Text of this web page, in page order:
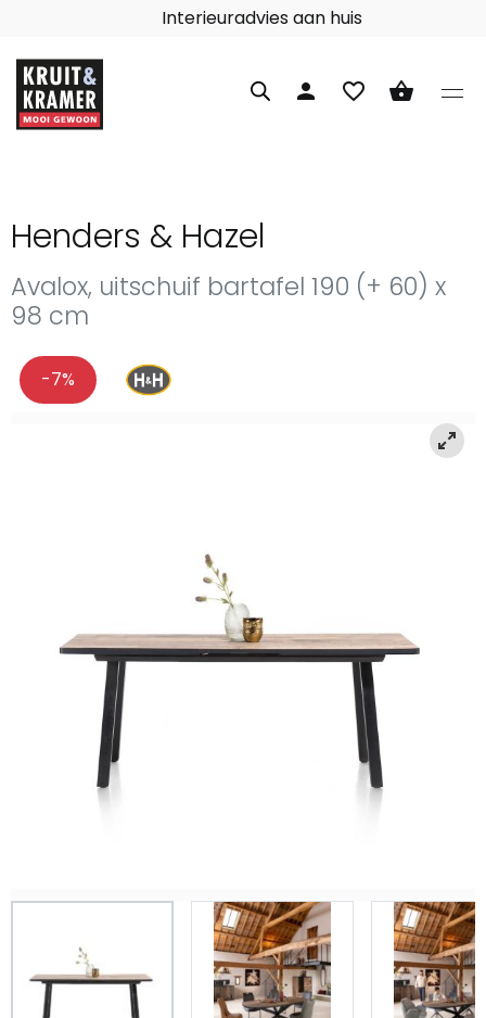
Interieuradvies aan huis
person favorite_border shopping_basket
Henders & Hazel
Avalox, uitschuif bartafel 190 (+ 60) x
98 cm
-7%